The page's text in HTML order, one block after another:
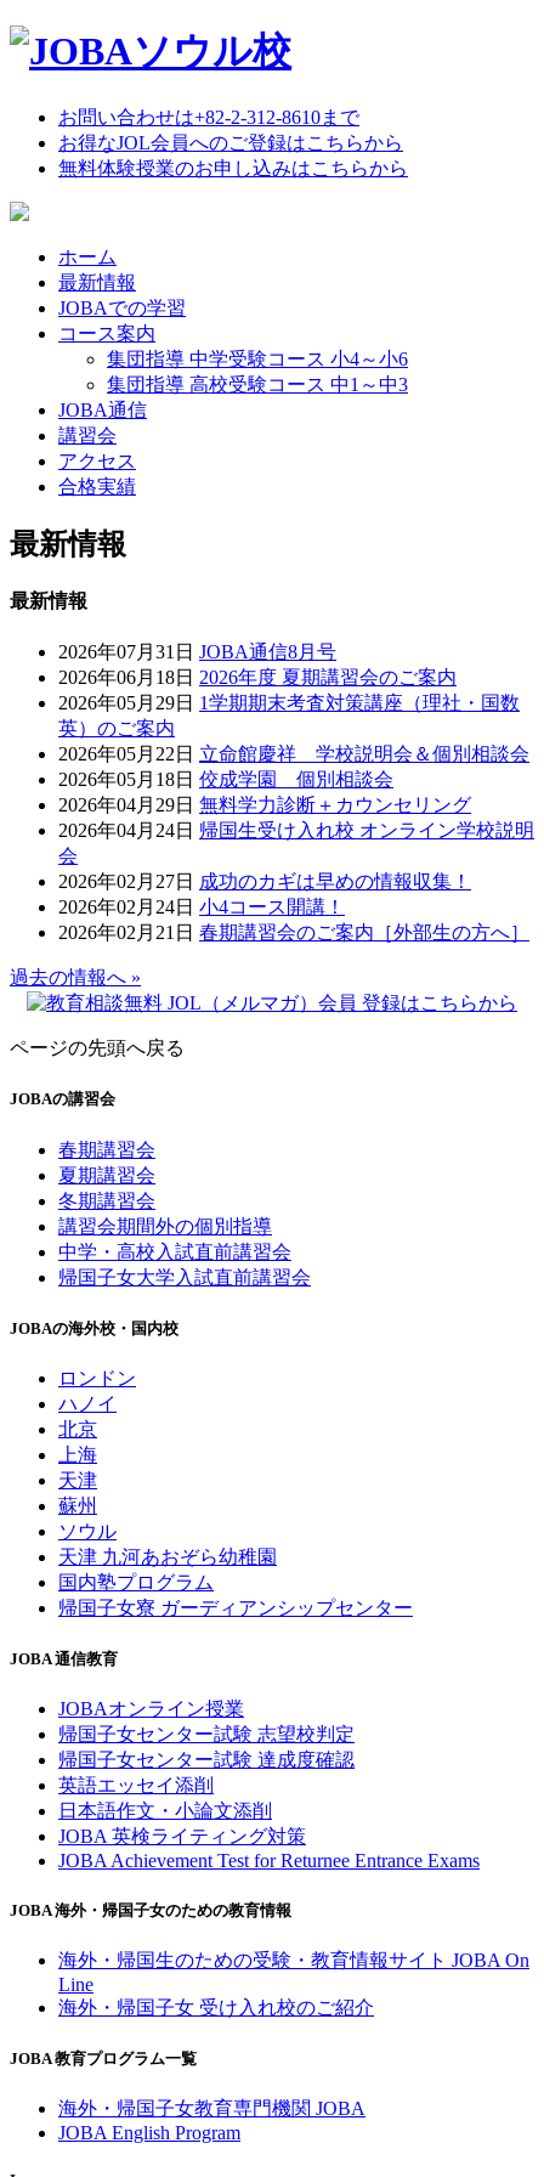
お問い合わせは+82-2-312-8610まで
お得なJOL会員へのご登録はこちらから
無料体験授業のお申し込みはこちらから
ホーム
最新情報
JOBAでの学習
コース案内
集団指導 中学受験コース 小4～小6
集団指導 高校受験コース 中1～中3
JOBA通信
講習会
アクセス
合格実績
最新情報
最新情報
2026年07月31日 JOBA通信8月号
2026年06月18日 2026年度 夏期講習会のご案内
2026年05月29日 1学期期末考査対策講座（理社・国数
英）のご案内
2026年05月22日 立命館慶祥 学校説明会＆個別相談会
2026年05月18日 佼成学園 個別相談会
2026年04月29日 無料学力診断＋カウンセリング
2026年04月24日 帰国生受け入れ校 オンライン学校説明
会
2026年02月27日 成功のカギは早めの情報収集！
2026年02月24日 小4コース開講！
2026年02月21日 春期講習会のご案内［外部生の方へ］
過去の情報へ »
ページの先頭へ戻る
JOBAの講習会
春期講習会
夏期講習会
冬期講習会
講習会期間外の個別指導
中学・高校入試直前講習会
帰国子女大学入試直前講習会
JOBAの海外校・国内校
ロンドン
ハノイ
北京
上海
天津
蘇州
ソウル
天津 九河あおぞら幼稚園
国内塾プログラム
帰国子女寮 ガーディアンシップセンター
JOBA 通信教育
JOBAオンライン授業
帰国子女センター試験 志望校判定
帰国子女センター試験 達成度確認
英語エッセイ添削
日本語作文・小論文添削
JOBA 英検ライティング対策
JOBA Achievement Test for Returnee Entrance Exams
JOBA 海外・帰国子女のための教育情報
海外・帰国生のための受験・教育情報サイト JOBA On
Line
海外・帰国子女 受け入れ校のご紹介
JOBA 教育プログラム一覧
海外・帰国子女教育専門機関 JOBA
JOBA English Program